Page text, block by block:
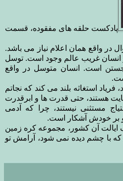
پادکست حلقه های مفقوده، قسمت
واقع همان اعلام نیاز می باشد.
و انسان غریب عالم وجود است. توسل
است. انسان متوسل در واقع
استغاثه بلند می کند که نجاتم
هستند، حتی قدرت ها و ابرقدرت
مستثنی نیستند، چرا که آدمی
بر خودش آشکار است.
ایالت آن کشور، مجموعه کره زمین
با چشم دیده نمی شود، آرامش تو